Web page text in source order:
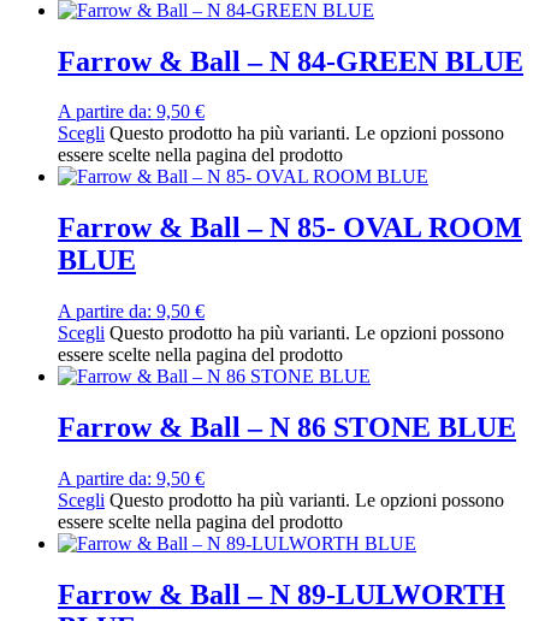
Farrow & Ball – N 84-GREEN BLUE
A partire da: 9,50 €
Scegli Questo prodotto ha più varianti. Le opzioni possono
essere scelte nella pagina del prodotto
Farrow & Ball – N 85- OVAL ROOM
BLUE
A partire da: 9,50 €
Scegli Questo prodotto ha più varianti. Le opzioni possono
essere scelte nella pagina del prodotto
Farrow & Ball – N 86 STONE BLUE
A partire da: 9,50 €
Scegli Questo prodotto ha più varianti. Le opzioni possono
essere scelte nella pagina del prodotto
Farrow & Ball – N 89-LULWORTH